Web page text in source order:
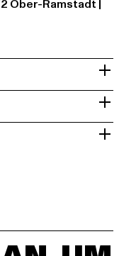
Ober-Ramstadt |